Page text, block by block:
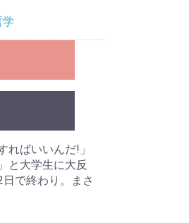
ればいいんだ!」
と大学生に大反
で終わり。まさ